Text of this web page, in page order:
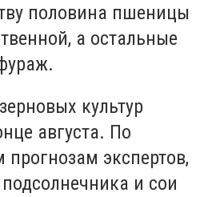
половина пшеницы
а остальные
культур
августа. По
экспертов,
и сои